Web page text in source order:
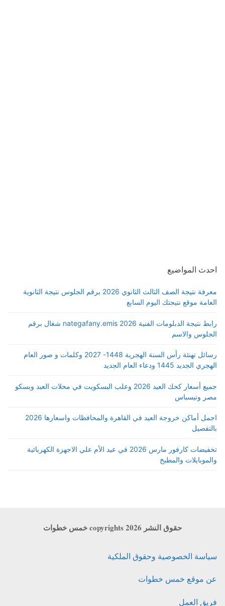
احدث المواضيع
معرفة نتيجة الصف الثالث الثانوي 2026 برقم الجلوس نتيجة الثانوية
العامة موقع نتيجتك اليوم السابع
رابط نتيجة الدبلومات الفنية 2026 nategafany.emis شغال برقم
الجلوس والاسم
رسائل تهنئة رأس السنة الهجرية 1448- 2027 وكلمات و صور العام
الهجري الجديد 1445 ودعاء العام الجديد
جميع أسعار كحك العيد 2026 وعلب البسكويت في محلات العبد وبسكو
مصر وتيسباس
اجمل أماكن خروجة العيد في القاهرة والمحافظات واسعارها 2026
بالتفصيل
تخفيضات كارفور مارس 2026 في عيد الأم علي الاجهزة الكهربائية
والموبايلات والمطبخ
حقوق النشر copyrights 2026 خمس خطوات
سياسة الخصوصية وحقوق الملكية
عن موقع خمس خطوات
فريق العمل